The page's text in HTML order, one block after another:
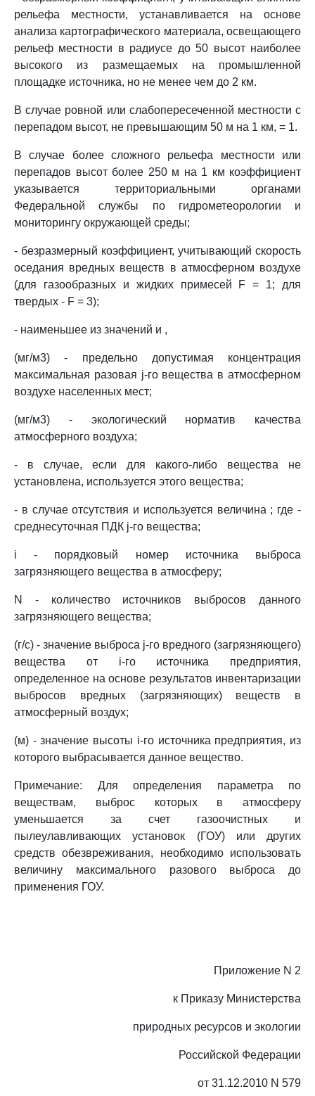
рельефа местности, устанавливается на основе
анализа картографического материала, освещающего
рельеф местности в радиусе до 50 высот наиболее
высокого из размещаемых на промышленной
площадке источника, но не менее чем до 2 км.
В случае ровной или слабопересеченной местности с
перепадом высот, не превышающим 50 м на 1 км, = 1.
В случае более сложного рельефа местности или
перепадов высот более 250 м на 1 км коэффициент
указывается территориальными органами
Федеральной службы по гидрометеорологии и
мониторингу окружающей среды;
- безразмерный коэффициент, учитывающий скорость
оседания вредных веществ в атмосферном воздухе
(для газообразных и жидких примесей F = 1; для
твердых - F = 3);
- наименьшее из значений и ,
(мг/м3) - предельно допустимая концентрация
максимальная разовая j-го вещества в атмосферном
воздухе населенных мест;
(мг/м3) - экологический норматив качества
атмосферного воздуха;
- в случае, если для какого-либо вещества не
установлена, используется этого вещества;
- в случае отсутствия и используется величина ; где -
среднесуточная ПДК j-го вещества;
i - порядковый номер источника выброса
загрязняющего вещества в атмосферу;
N - количество источников выбросов данного
загрязняющего вещества;
(г/с) - значение выброса j-го вредного (загрязняющего)
вещества от i-го источника предприятия,
определенное на основе результатов инвентаризации
выбросов вредных (загрязняющих) веществ в
атмосферный воздух;
(м) - значение высоты i-го источника предприятия, из
которого выбрасывается данное вещество.
Примечание: Для определения параметра по
веществам, выброс которых в атмосферу
уменьшается за счет газоочистных и
пылеулавливающих установок (ГОУ) или других
средств обезвреживания, необходимо использовать
величину максимального разового выброса до
применения ГОУ.
Приложение N 2
к Приказу Министерства
природных ресурсов и экологии
Российской Федерации
от 31.12.2010 N 579